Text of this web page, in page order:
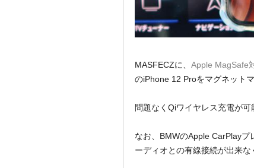
MASFECZに、 Apple MagSafe
のiPhone 12 Proをマグネット
問題なくQiワイヤレス充電が可
なお、BMWのApple CarPlay
ーディオとの有線接続が出来な